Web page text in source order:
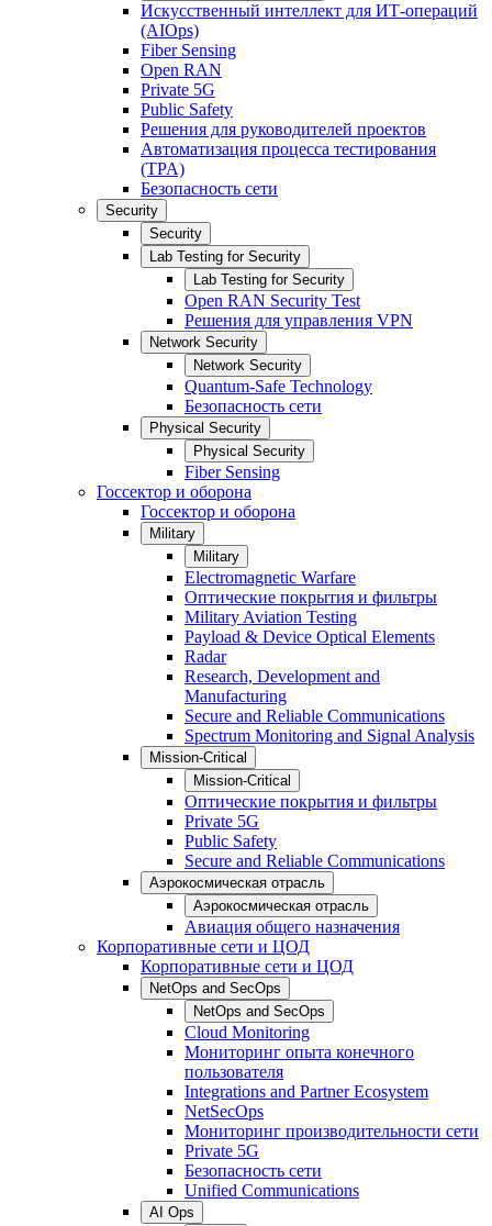
Искусственный интеллект для ИТ-операций
(AIOps)
Fiber Sensing
Open RAN
Private 5G
Public Safety
Решения для руководителей проектов
Автоматизация процесса тестирования
(TPA)
Безопасность сети
Security
Security
Lab Testing for Security
Lab Testing for Security
Open RAN Security Test
Решения для управления VPN
Network Security
Network Security
Quantum-Safe Technology
Безопасность сети
Physical Security
Physical Security
Fiber Sensing
Госсектор и оборона
Госсектор и оборона
Military
Military
Electromagnetic Warfare
Оптические покрытия и фильтры
Military Aviation Testing
Payload & Device Optical Elements
Radar
Research, Development and
Manufacturing
Secure and Reliable Communications
Spectrum Monitoring and Signal Analysis
Mission-Critical
Mission-Critical
Оптические покрытия и фильтры
Private 5G
Public Safety
Secure and Reliable Communications
Аэрокосмическая отрасль
Аэрокосмическая отрасль
Авиация общего назначения
Корпоративные сети и ЦОД
Корпоративные сети и ЦОД
NetOps and SecOps
NetOps and SecOps
Cloud Monitoring
Мониторинг опыта конечного
пользователя
Integrations and Partner Ecosystem
NetSecOps
Мониторинг производительности сети
Private 5G
Безопасность сети
Unified Communications
AI Ops